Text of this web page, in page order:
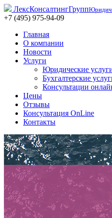
ЛексКонсалтингГрупп
+7 (495) 975-94-09
Главная
О компании
Новости
Услуги
Юридические
Бухгалтерские
Консультации
Цены
Отзывы
Консультация OnLine
Контакты